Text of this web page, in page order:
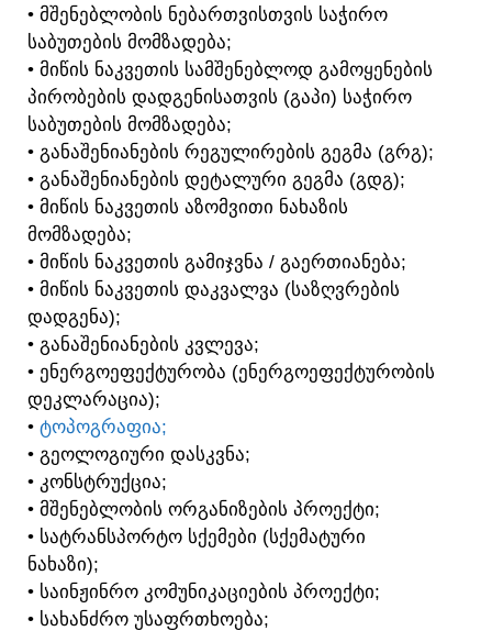
• ᲛᲨᲔᲜᲔᲑᲚᲝᲑᲘᲡ ᲜᲔᲑᲐᲠᲗᲕᲘᲡᲗᲕᲘᲡ ᲡᲐᲭᲘᲠᲝ
ᲡᲐᲑᲣᲗᲔᲑᲘᲡ ᲛᲝᲛᲖᲐᲓᲔᲑᲐ;
• ᲛᲘᲬᲘᲡ ᲜᲐᲙᲕᲔᲗᲘᲡ ᲡᲐᲛᲨᲔᲜᲔᲑᲚᲝᲓ ᲒᲐᲛᲝᲧᲔᲜᲔᲑᲘᲡ
ᲞᲘᲠᲝᲑᲔᲑᲘᲡ ᲓᲐᲓᲒᲔᲜᲘᲡᲐᲗᲕᲘᲡ (ᲒᲐᲞᲘ) ᲡᲐᲭᲘᲠᲝ
ᲡᲐᲑᲣᲗᲔᲑᲘᲡ ᲛᲝᲛᲖᲐᲓᲔᲑᲐ;
• ᲒᲐᲜᲐᲨᲔᲜᲘᲐᲜᲔᲑᲘᲡ ᲠᲔᲒᲣᲚᲘᲠᲔᲑᲘᲡ ᲒᲔᲒᲛᲐ (ᲒᲠᲒ);
• ᲒᲐᲜᲐᲨᲔᲜᲘᲐᲜᲔᲑᲘᲡ ᲓᲔᲢᲐᲚᲣᲠᲘ ᲒᲔᲒᲛᲐ (ᲒᲓᲒ);
• ᲛᲘᲬᲘᲡ ᲜᲐᲙᲕᲔᲗᲘᲡ ᲐᲖᲝᲛᲕᲘᲗᲘ ᲜᲐᲮᲐᲖᲘᲡ
ᲛᲝᲛᲖᲐᲓᲔᲑᲐ;
• ᲛᲘᲬᲘᲡ ᲜᲐᲙᲕᲔᲗᲘᲡ ᲒᲐᲛᲘᲯᲕᲜᲐ / ᲒᲐᲔᲠᲗᲘᲐᲜᲔᲑᲐ;
• ᲛᲘᲬᲘᲡ ᲜᲐᲙᲕᲔᲗᲘᲡ ᲓᲐᲙᲕᲐᲚᲕᲐ (ᲡᲐᲖᲦᲕᲠᲔᲑᲘᲡ
ᲓᲐᲓᲒᲔᲜᲐ);
• ᲒᲐᲜᲐᲨᲔᲜᲘᲐᲜᲔᲑᲘᲡ ᲙᲕᲚᲔᲕᲐ;
• ᲔᲜᲔᲠᲒᲝᲔᲤᲔᲥᲢᲣᲠᲝᲑᲐ (ᲔᲜᲔᲠᲒᲝᲔᲤᲔᲥᲢᲣᲠᲝᲑᲘᲡ
ᲓᲔᲙᲚᲐᲠᲐᲪᲘᲐ);
• ᲢᲝᲞᲝᲒᲠᲐᲤᲘᲐ;
• ᲒᲔᲝᲚᲝᲒᲘᲣᲠᲘ ᲓᲐᲡᲙᲕᲜᲐ;
• ᲙᲝᲜᲡᲢᲠᲣᲥᲪᲘᲐ;
• ᲛᲨᲔᲜᲔᲑᲚᲝᲑᲘᲡ ᲝᲠᲒᲐᲜᲘᲖᲔᲑᲘᲡ ᲞᲠᲝᲔᲥᲢᲘ;
• ᲡᲐᲢᲠᲐᲜᲡᲞᲝᲠᲢᲝ ᲡᲥᲔᲛᲔᲑᲘ (ᲡᲥᲔᲛᲐᲢᲣᲠᲘ
ᲜᲐᲮᲐᲖᲘ);
• ᲡᲐᲘᲜᲟᲘᲜᲠᲝ ᲙᲝᲛᲣᲜᲘᲙᲐᲪᲘᲔᲑᲘᲡ ᲞᲠᲝᲔᲥᲢᲘ;
• ᲡᲐᲮᲐᲜᲫᲠᲝ ᲣᲡᲐᲤᲠᲗᲮᲝᲔᲑᲐ;